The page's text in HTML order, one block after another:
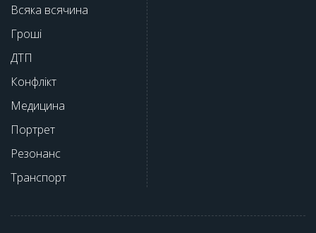
Всяка всячина
Гроші
ДТП
Конфлікт
Медицина
Портрет
Резонанс
Транспорт